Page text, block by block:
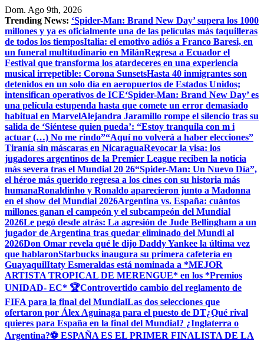
Saltar
al
contenido
Dom. Ago 9th, 2026
Trending News: ‘Spider-Man: Brand New Day’ supera los 1000
millones y ya es oficialmente una de las películas más taquilleras
de todos los tiemposItalia: el emotivo adiós a Franco Baresi, en
un funeral multitudinario en MilánRegresa a Ecuador el
Festival que transforma los atardeceres en una experiencia
musical irrepetible: Corona SunsetsHasta 40 inmigrantes son
detenidos en un solo día en aeropuertos de Estados Unidos;
intensifican operativos de ICE‘Spider-Man: Brand New Day’ es
una película estupenda hasta que comete un error demasiado
habitual en Marvel​Alejandra Jaramillo rompe el silencio tras su
salida de ‘Siéntese quien pueda’: “Estoy tranquila con m i
actuar (…) No me rindo”“Aquí no volverá a haber elecciones”
Tiranía sin máscaras en NicaraguaRevocar la visa: los
jugadores argentinos de la Premier League reciben la noticia
más severa tras el Mundial 20 26“Spider-Man: Un Nuevo Día”,
el héroe más querido regresa a los cines con su historia más
humanaRonaldinho y Ronaldo aparecieron junto a Madonna
en el show del Mundial 2026Argentina vs. España: cuántos
millones ganan el campeón y el subcampeón del Mundial
2026Le pegó desde atrás: La agresión de Jude Bellingham a un
jugador de Argentina tras quedar eliminado del Mundi al
2026Don Omar revela qué le dijo Daddy Yankee la última vez
que hablaronStarbucks inaugura su primera cafetería en
GuayaquilItaty Esmeraldas está nominada a *MEJOR
ARTISTA TROPICAL DE MERENGUE* en los *Premios
UNIDAD- EC* 🏆Controvertido cambio del reglamento de
FIFA para la final del MundialLas dos selecciones que
ofertaron por Álex Aguinaga para el puesto de DT¿Qué rival
quieres para España en la final del Mundial? ¿Inglaterra o
Argentina?⚽ ESPAÑA ES EL PRIMER FINALISTA DE LA